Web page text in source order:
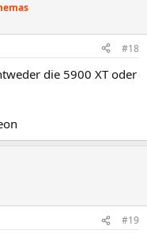
#18
die 5900 XT oder
#19